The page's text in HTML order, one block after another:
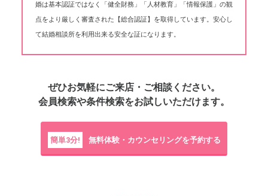
婚は基本認証ではなく「健全財務」「人材教育」「情報保護」の観
点をより厳しく審査された【総合認証】を取得しています。安心し
て結婚相談所を利用出来る安全な証になります。
ぜひお気軽にご来店・ご相談ください。
会員検索や条件検索をお試しいただけます。
簡単3分! 無料体験・カウンセリングを予約する